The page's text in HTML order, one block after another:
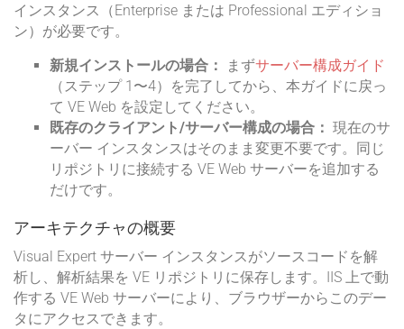
インスタンス（Enterprise または Professional エディショ
ン）が必要です。
新規インストールの場合：
まずサーバー構成ガイド
（ステップ 1〜4）を完了してから、本ガイドに戻っ
て VE Web を設定してください。
既存のクライアント/サーバー構成の場合： 現在のサ
ーバー インスタンスはそのまま変更不要です。同じ
リポジトリに接続する VE Web サーバーを追加する
だけです。
アーキテクチャの概要
Visual Expert サーバー インスタンスがソースコードを解
析し、解析結果を VE リポジトリに保存します。IIS 上で動
作する VE Web サーバーにより、ブラウザーからこのデー
タにアクセスできます。